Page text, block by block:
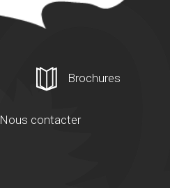
Brochures
Nous contacter